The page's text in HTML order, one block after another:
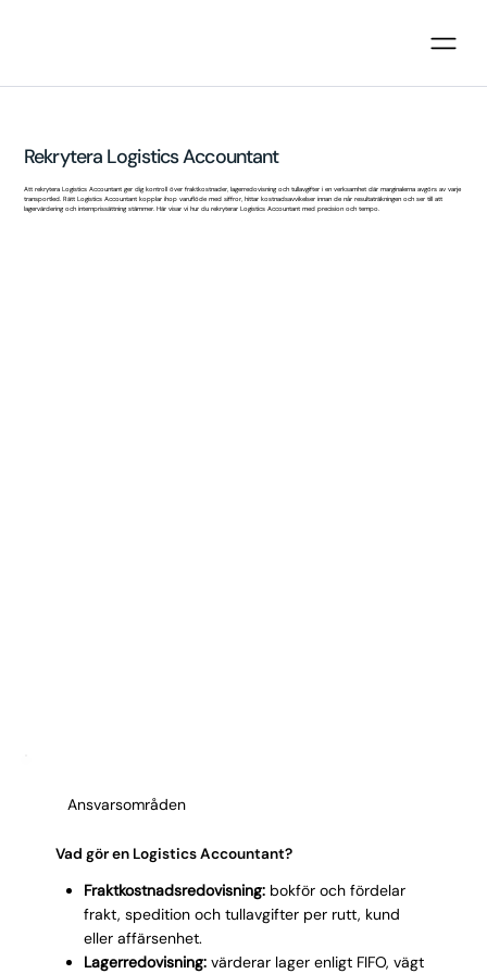
Rekrytera Logistics Accountant
Att rekrytera Logistics Accountant ger dig kontroll över fraktkostnader, lagerredovisning och tullavgifter i en verksamhet där marginalerna avgörs av varje
transportled. Rätt Logistics Accountant kopplar ihop varuflöde med siffror, hittar kostnadsavvikelser innan de når resultaträkningen och ser till att
lagervärdering och internprissättning stämmer. Här visar vi hur du rekryterar Logistics Accountant med precision och tempo.
Ansvarsområden
Vad gör en Logistics Accountant?
Fraktkostnadsredovisning:bokför och fördelar
frakt, spedition och tullavgifter per rutt, kund
eller affärsenhet.
Lagerredovisning:värderar lager enligt FIFO, vägt